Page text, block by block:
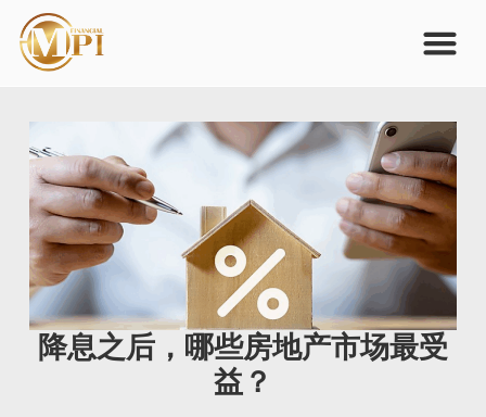
降息之后，哪些房地产市场最受
益？